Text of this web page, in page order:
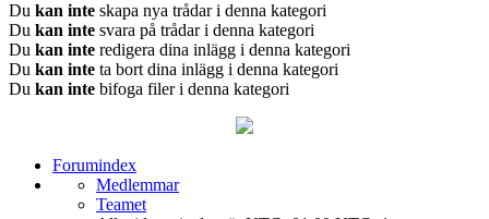
Du kan inte skapa nya trådar i denna kategori
Du kan inte svara på trådar i denna kategori
Du kan inte redigera dina inlägg i denna kategori
Du kan inte ta bort dina inlägg i denna kategori
Du kan inte bifoga filer i denna kategori
Forumindex
Medlemmar
Teamet